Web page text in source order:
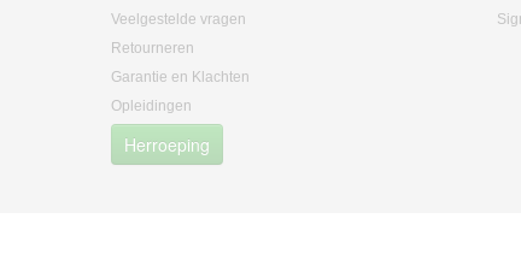
Veelgestelde vragen
Retourneren
Garantie en Klachten
Opleidingen
Herroeping